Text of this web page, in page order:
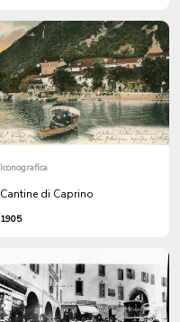
Iconografica
Cantine di Caprino
1905